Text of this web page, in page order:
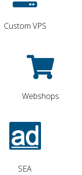
Custom VPS
Webshops
SEA